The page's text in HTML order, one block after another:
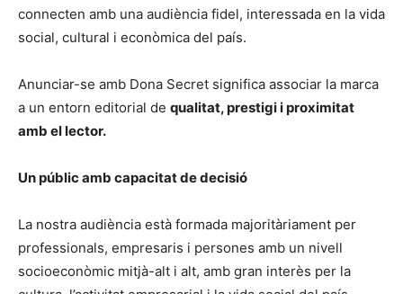
connecten amb una audiència fidel, interessada en la vida
social, cultural i econòmica del país.
Anunciar-se amb Dona Secret significa associar la marca
a un entorn editorial de qualitat, prestigi i proximitat
amb el lector.
Un públic amb capacitat de decisió
La nostra audiència està formada majoritàriament per
professionals, empresaris i persones amb un nivell
socioeconòmic mitjà-alt i alt, amb gran interès per la